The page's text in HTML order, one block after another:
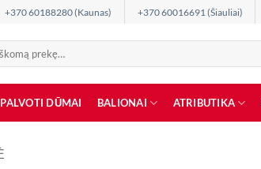
+370 60188280 (Kaunas) +370 60016691 (Šiauliai)
DŪMAI BALIONAI ATRIBUTIKA